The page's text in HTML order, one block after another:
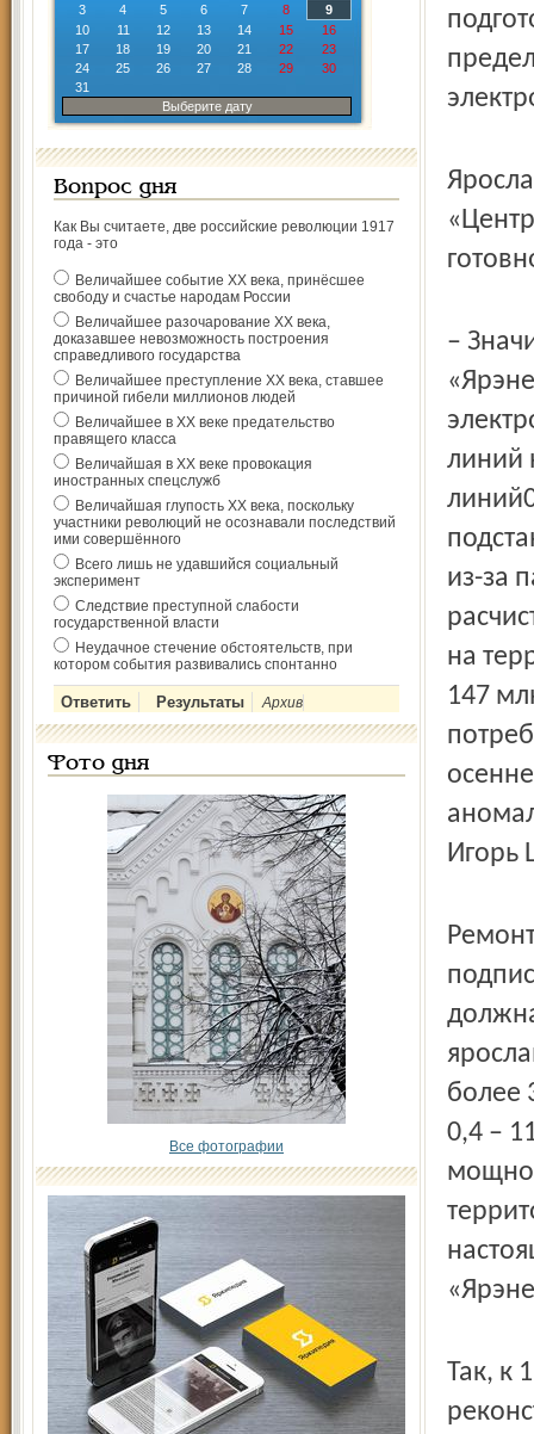
3
4 5 6 7 8
9
10
11 12 13 14 15
16
17
18 19 20 21 22
23
24
25 26 27 28 29
30
31
Выберите дату
Вопрос дня
Как Вы считаете, две российские революции 1917
года - это
Величайшее событие ХХ века, принёсшее
свободу и счастье народам России
Величайшее разочарование ХХ века,
доказавшее невозможность построения
справедливого государства
Величайшее преступление ХХ века, ставшее
причиной гибели миллионов людей
Величайшее в ХХ веке предательство
правящего класса
Величайшая в ХХ веке провокация
иностранных спецслужб
Величайшая глупость ХХ века, поскольку
участники революций не осознавали последствий
ими совершённого
Всего лишь не удавшийся социальный
эксперимент
Следствие преступной слабости
государственной власти
Неудачное стечение обстоятельств, при
котором события развивались спонтанно
Архив
Фото дня
Все фотографии
–
линий
из-за
на
147
Игорь
более
0,4 –
Так, к